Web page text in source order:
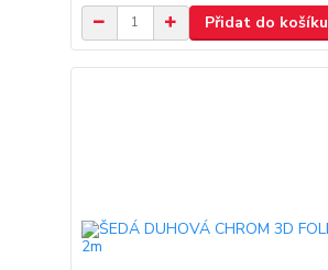
Přidat do košíku